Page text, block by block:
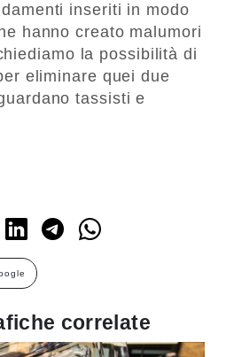
inseriti in modo
hanno creato malumori
la possibilità di
eliminare quei due
tassisti e
correlate